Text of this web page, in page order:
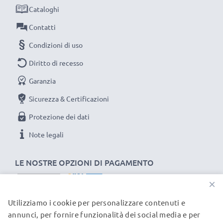
Scegli CELLONIC, scegli la lunga durata, non fare
compromessi sulla qualità: ordina ora!
LE NOSTRE OPZIONI DI PAGAMENTO
Cataloghi
Contatti
Condizioni di uso
Diritto di recesso
Garanzia
Sicurezza & Certificazioni
Protezione dei dati
Note legali
I NOSTRI PARTNER DI SPEDIZIONE
×
Utilizziamo i cookie per personalizzare contenuti e
annunci, per fornire funzionalità dei social media e per